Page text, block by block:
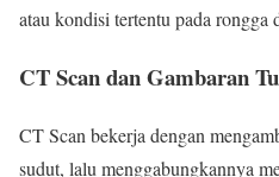
atau kondisi tertentu pada rongga
CT Scan dan Gambaran
CT Scan bekerja dengan
sudut, lalu menggabungkannya